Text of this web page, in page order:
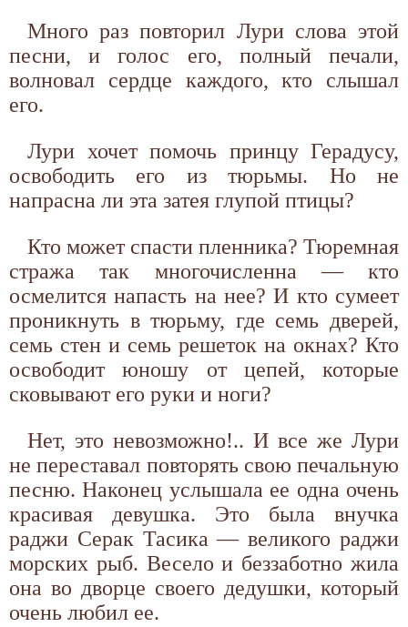
Много раз повторил Лури слова этой
песни, и голос его, полный печали,
волновал сердце каждого, кто слышал
его.
Лури хочет помочь принцу Герадусу,
освободить его из тюрьмы. Но не
напрасна ли эта затея глупой птицы?
Кто может спасти пленника? Тюремная
стража так многочисленна — кто
осмелится напасть на нее? И кто сумеет
проникнуть в тюрьму, где семь дверей,
семь стен и семь решеток на окнах? Кто
освободит юношу от цепей, которые
сковывают его руки и ноги?
Нет, это невозможно!.. И все же Лури
не переставал повторять свою печальную
песню. Наконец услышала ее одна очень
красивая девушка. Это была внучка
раджи Серак Тасика — великого раджи
морских рыб. Весело и беззаботно жила
она во дворце своего дедушки, который
очень любил ее.